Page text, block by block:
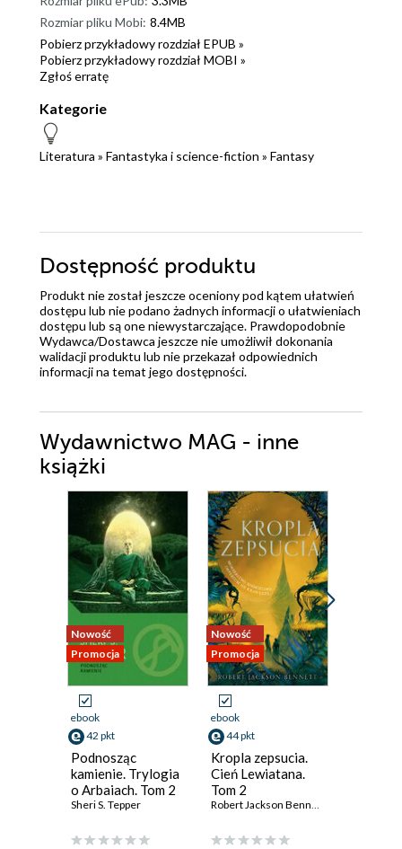
Rozmiar pliku Mobi: 8.4MB
Pobierz przykładowy rozdział EPUB »
Pobierz przykładowy rozdział MOBI »
Zgłoś erratę
Kategorie
Literatura » Fantastyka i science-fiction » Fantasy
Dostępność produktu
Produkt nie został jeszcze oceniony pod kątem ułatwień
dostępu lub nie podano żadnych informacji o ułatwieniach
dostępu lub są one niewystarczające. Prawdopodobnie
Wydawca/Dostawca jeszcze nie umożliwił dokonania
walidacji produktu lub nie przekazał odpowiednich
informacji na temat jego dostępności.
Wydawnictwo MAG - inne
książki
Nowość
Promocja
ebook
42 pkt
Podnosząc
kamienie. Trylogia
o Arbaiach. Tom 2
Sheri S. Tepper
Nowość
Promocja
ebook
44 pkt
Kropla zepsucia.
Cień Lewiatana.
Tom 2
Robert Jackson Bennett